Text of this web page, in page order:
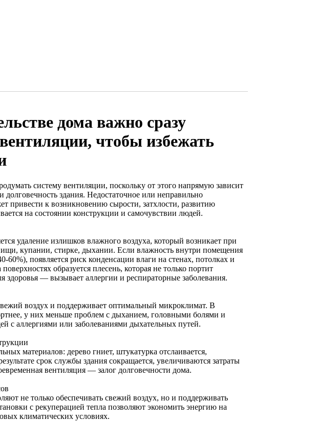
дома важно сразу
чтобы избежать
систему вентиляции, поскольку от этого напрямую зависит
здания. Недостаточное или неправильно
привести к возникновению сырости, затхлости, развитию
на состоянии конструкции и самочувствии людей.
удаление излишков влажного воздуха, который возникает при
купании, стирке, дыхании. Если влажность внутри помещения
появляется риск конденсации влаги на стенах, потолках и
образуется плесень, которая не только портит
здоровья — вызывает аллергии и респираторные заболевания.
воздух и поддерживает оптимальный микроклимат. В
у них меньше проблем с дыханием, головными болями и
с аллергиями или заболеваниями дыхательных путей.
материалов: дерево гниет, штукатурка отслаивается,
срок службы здания сокращается, увеличиваются затраты
вентиляция — залог долговечности дома.
не только обеспечивать свежий воздух, но и поддерживать
с рекуперацией тепла позволяют экономить энергию на
климатических условиях.